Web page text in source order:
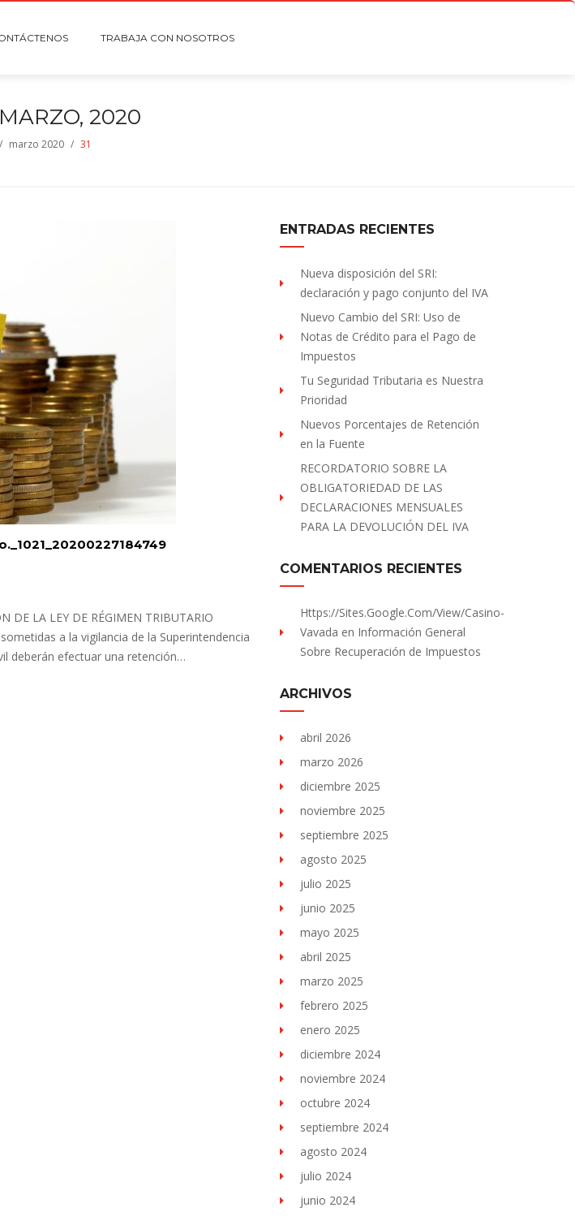
TRABAJA CON NOSOTROS
2020
/ marzo 2020 / 31
DE LA LEY DE RÉGIMEN TRIBUTARIO
a la vigilancia de la Superintendencia
deberán efectuar una retención…
ENTRADAS RECIENTES
Nueva disposición del SRI:
declaración y pago conjunto del IVA
Nuevo Cambio del SRI: Uso de
Notas de Crédito para el Pago de
Impuestos
Tu Seguridad Tributaria es Nuestra
Prioridad
Nuevos Porcentajes de Retención
en la Fuente
RECORDATORIO SOBRE LA
OBLIGATORIEDAD DE LAS
DECLARACIONES MENSUALES
PARA LA DEVOLUCIÓN DEL IVA
COMENTARIOS RECIENTES
Https://sites.Google.com/view/Casino-
Vavada en Información General
Sobre Recuperación de Impuestos
ARCHIVOS
abril 2026
marzo 2026
diciembre 2025
noviembre 2025
septiembre 2025
agosto 2025
julio 2025
junio 2025
mayo 2025
abril 2025
marzo 2025
febrero 2025
enero 2025
diciembre 2024
noviembre 2024
octubre 2024
septiembre 2024
agosto 2024
julio 2024
junio 2024